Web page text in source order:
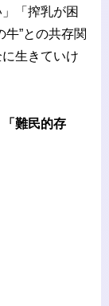
「搾乳が困
”との共存関
生きていけ
難民的存